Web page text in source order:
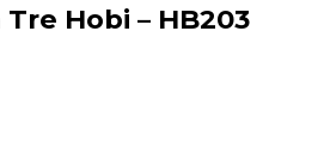
Hobi – HB203